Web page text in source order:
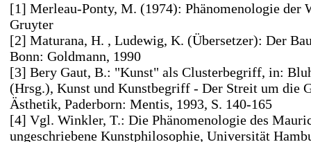
[1] Merleau-Ponty, M. (1974): Phänomenologie der
Gruyter
[2] Maturana, H. , Ludewig, K. (Übersetzer): Der
Bonn: Goldmann, 1990
[3] Bery Gaut, B.: "Kunst" als Clusterbegriff, in:
(Hrsg.), Kunst und Kunstbegriff - Der Streit um die
Ästhetik, Paderborn: Mentis, 1993, S. 140-165
[4] Vgl. Winkler, T.: Die Phänomenologie des
ungeschriebene Kunstphilosophie, Universität